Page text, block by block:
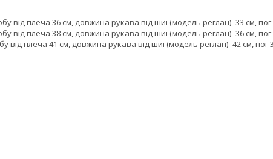
від плеча 36 см, довжина рукава від шиї (модель реглан)- 33 см, пог
від плеча 38 см, довжина рукава від шиї (модель реглан)- 36 см, пог
від плеча 41 см, довжина рукава від шиї (модель реглан)- 42 см, пог